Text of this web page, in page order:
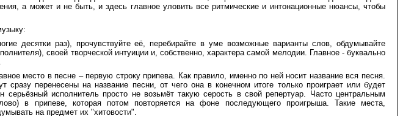
а может и не быть, и здесь главное уловить все ритмические и интонационные нюансы, чтобы
десятки раз), прочувствуйте её, перебирайте в уме возможные варианты слов, обдумывайте
своей творческой интуиции и, собственно, характера самой мелодии. Главное - буквально
место в песне – первую строку припева. Как правило, именно по ней носит название вся песня.
перенесены на название песни, от чего она в конечном итоге только проиграет или будет
исполнитель просто не возьмёт такую серость в свой репертуар. Часто центральным
в припеве, которая потом повторяется на фоне последующего проигрыша. Такие места,
на предмет их "хитовости".